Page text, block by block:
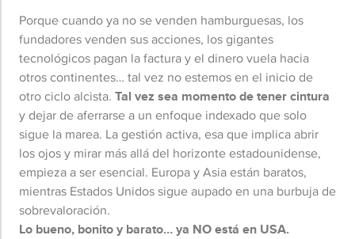
Porque cuando ya no se venden hamburguesas, los
fundadores venden sus acciones, los gigantes
tecnológicos pagan la factura y el dinero vuela hacia
otros continentes… tal vez no estemos en el inicio de
otro ciclo alcista. Tal vez sea momento de tener cintura
y dejar de aferrarse a un enfoque indexado que solo
sigue la marea. La gestión activa, esa que implica abrir
los ojos y mirar más allá del horizonte estadounidense,
empieza a ser esencial. Europa y Asia están baratos,
mientras Estados Unidos sigue aupado en una burbuja de
sobrevaloración.
Lo bueno, bonito y barato… ya NO está en USA.